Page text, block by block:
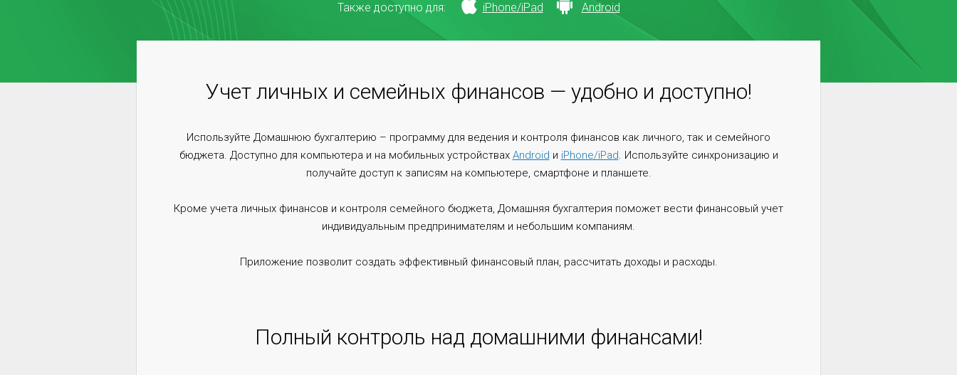
Также доступно для:
iPhone/iPad Android
Учет личных и семейных финансов — удобно и доступно!
Используйте Домашнюю бухгалтерию – программу для ведения и контроля финансов как личного, так и семейного
бюджета. Доступно для компьютера и на мобильных устройствах Android и iPhone/iPad. Используйте синхронизацию и
получайте доступ к записям на компьютере, смартфоне и планшете.
Кроме учета личных финансов и контроля семейного бюджета, Домашняя бухгалтерия поможет вести финансовый учет
индивидуальным предпринимателям и небольшим компаниям.
Приложение позволит создать эффективный финансовый план, рассчитать доходы и расходы.
Полный контроль над домашними финансами!